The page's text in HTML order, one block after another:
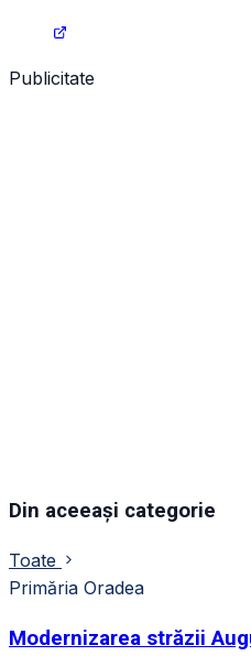
Publicitate
Din aceeași categorie
Toate
Primăria Oradea
Modernizarea străzii